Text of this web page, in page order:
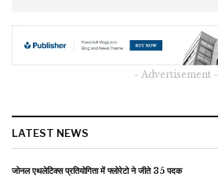
- Advertisement -
LATEST NEWS
जोनल एथलेटिक्स प्रतियोगिता में फ्लोरेटो ने जीते 35 पदक